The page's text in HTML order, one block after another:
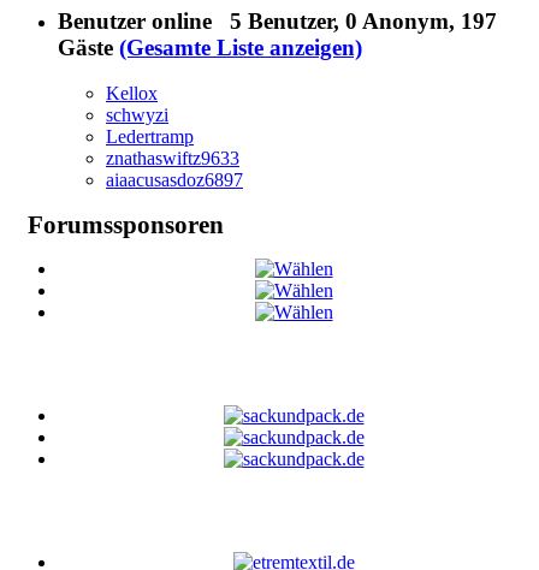
Benutzer online 5 Benutzer, 0 Anonym, 197
Gäste (Gesamte Liste anzeigen)
Kellox
schwyzi
Ledertramp
znathaswiftz9633
aiaacusasdoz6897
Forumssponsoren